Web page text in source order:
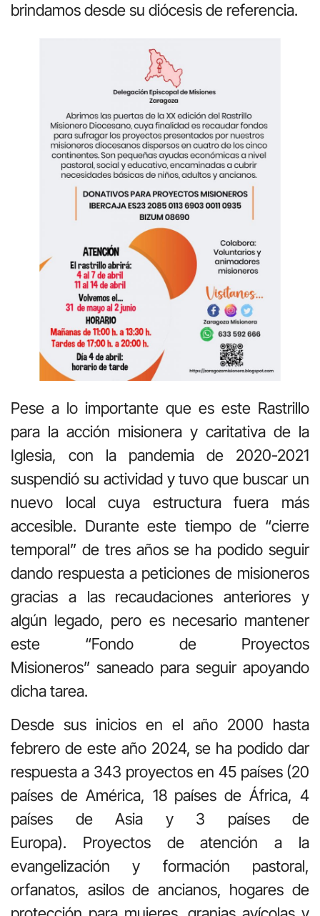
brindamos desde su diócesis de referencia.
Pese a lo importante que es este Rastrillo
para la acción misionera y caritativa de la
Iglesia, con la pandemia de 2020-2021
suspendió su actividad y tuvo que buscar un
nuevo local cuya estructura fuera más
accesible. Durante este tiempo de “cierre
temporal” de tres años se ha podido seguir
dando respuesta a peticiones de misioneros
gracias a las recaudaciones anteriores y
algún legado, pero es necesario mantener
este “Fondo de Proyectos
Misioneros” saneado para seguir apoyando
dicha tarea.
Desde sus inicios en el año 2000 hasta
febrero de este año 2024, se ha podido dar
respuesta a 343 proyectos en 45 países (20
países de América, 18 países de África, 4
países de Asia y 3 países de
Europa). Proyectos de atención a la
evangelización y formación pastoral,
orfanatos, asilos de ancianos, hogares de